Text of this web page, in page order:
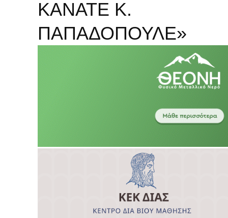
ΚΑΝΑΤΕ Κ.
ΠΑΠΑΔΟΠΟΥΛΕ»